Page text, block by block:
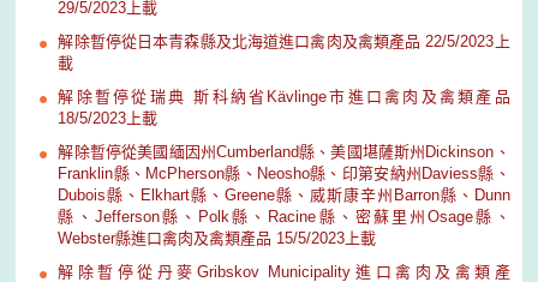
29/5/2023上載
解除暫停從日本青森縣及北海道進口禽肉及禽類產品 22/5/2023上
載
解除暫停從瑞典 斯科納省Kävlinge市進口禽肉及禽類產品
18/5/2023上載
解除暫停從美國緬因州Cumberland縣、美國堪薩斯州Dickinson、
Franklin縣、McPherson縣、Neosho縣、印第安納州Daviess縣、
Dubois縣、Elkhart縣、Greene縣、威斯康辛州Barron縣、Dunn
縣、Jefferson縣、Polk縣、Racine縣、密蘇里州Osage縣、
Webster縣進口禽肉及禽類產品 15/5/2023上載
解除暫停從丹麥Gribskov Municipality進口禽肉及禽類產